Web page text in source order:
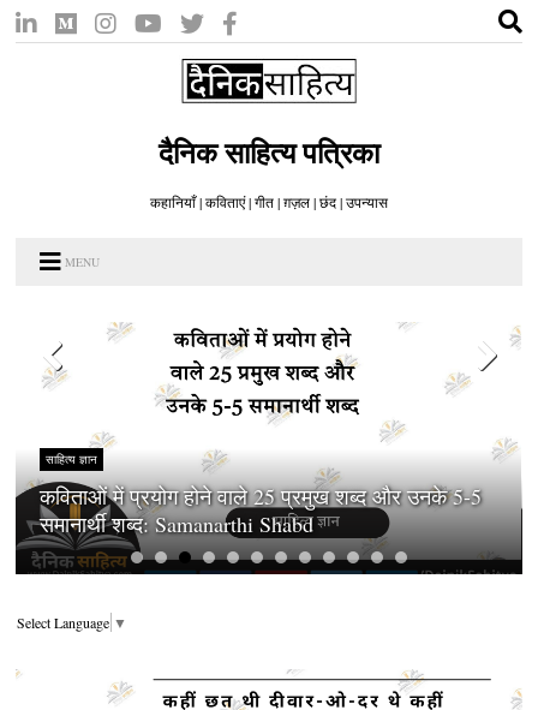
दैनिक साहित्य पत्रिका
कहानियाँ | कविताएं | गीत | ग़ज़ल | छंद | उपन्यास
MENU
साहित्य ज्ञान
कविताओं में प्रयोग होने वाले 25 प्रमुख शब्द और उनके 5-5
समानार्थी शब्द: Samanarthi Shabd
Select Language ▼